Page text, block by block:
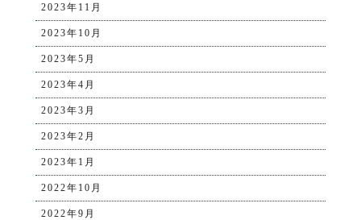
2023年11月
2023年10月
2023年5月
2023年4月
2023年3月
2023年2月
2023年1月
2022年10月
2022年9月